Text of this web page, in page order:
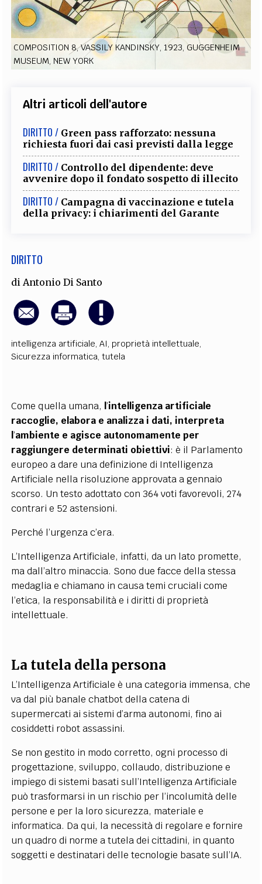
EXTRA
CODICI RUBRICHE LIBRI PROCEEDINGS PUBBLICITÀ CONTATTI
SOCIAL MEDIA
COMPOSITION 8, VASSILY KANDINSKY, 1923, GUGGENHEIM
MUSEUM, NEW YORK
Altri articoli dell'autore
DIRITTO / Green pass rafforzato: nessuna
richiesta fuori dai casi previsti dalla legge
DIRITTO / Controllo del dipendente: deve
avvenire dopo il fondato sospetto di illecito
DIRITTO / Campagna di vaccinazione e tutela
della privacy: i chiarimenti del Garante
DIRITTO
di Antonio Di Santo
intelligenza artificiale,AI, proprietà intellettuale,
Sicurezza informatica,tutela
Come quella umana, l’intelligenza artificiale
raccoglie, elabora e analizza i dati, interpreta
l’ambiente e agisce autonomamente per
raggiungere determinati obiettivi: è il Parlamento
europeo a dare una definizione di Intelligenza
Artificiale nella risoluzione approvata a gennaio
scorso. Un testo adottato con 364 voti favorevoli, 274
contrari e 52 astensioni.
Perché l’urgenza c’era.
L’Intelligenza Artificiale, infatti, da un lato promette,
ma dall’altro minaccia. Sono due facce della stessa
medaglia e chiamano in causa temi cruciali come
l’etica, la responsabilità e i diritti di proprietà
intellettuale.
La tutela della persona
L’Intelligenza Artificiale è una categoria immensa, che
va dal più banale chatbot della catena di
supermercati ai sistemi d’arma autonomi, fino ai
cosiddetti robot assassini.
Se non gestito in modo corretto, ogni processo di
progettazione, sviluppo, collaudo, distribuzione e
impiego di sistemi basati sull’Intelligenza Artificiale
può trasformarsi in un rischio per l’incolumità delle
persone e per la loro sicurezza, materiale e
informatica. Da qui, la necessità di regolare e fornire
un quadro di norme a tutela dei cittadini, in quanto
soggetti e destinatari delle tecnologie basate sull’IA.